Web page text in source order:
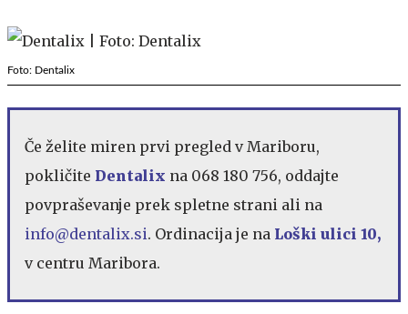
Foto: Dentalix
Če želite miren prvi pregled v Mariboru,
pokličite Dentalix na 068 180 756, oddajte
povpraševanje prek spletne strani ali na
info@dentalix.si. Ordinacija je na Loški ulici 10,
v centru Maribora.